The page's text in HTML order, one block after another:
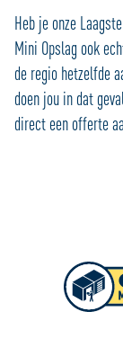
Heb je onze
Mini Opslag ook
de regio hetzelfde
doen jou in dat
direct een offerte